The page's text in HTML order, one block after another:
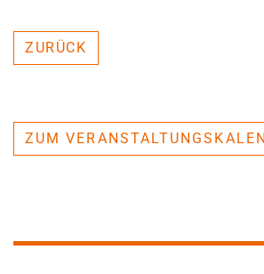
ZURÜCK
ZUM